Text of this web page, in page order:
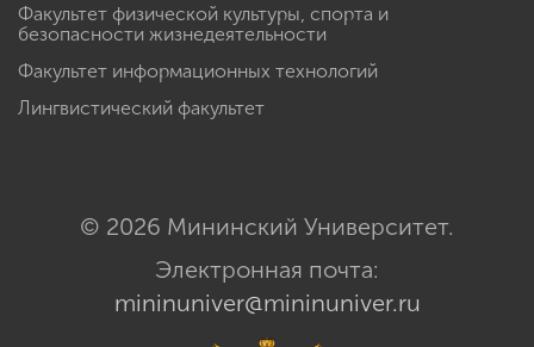
Факультет физической культуры, спорта и
безопасности жизнедеятельности
Факультет информационных технологий
Лингвистический факультет
© 2026 Мининский Университет.
Электронная почта:
mininuniver@mininuniver.ru